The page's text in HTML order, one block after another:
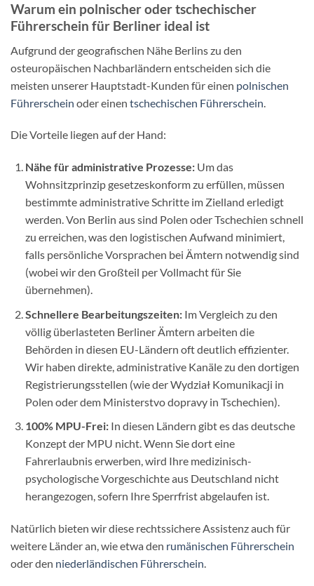
Warum ein polnischer oder tschechischer
Führerschein für Berliner ideal ist
Aufgrund der geografischen Nähe Berlins zu den
osteuropäischen Nachbarländern entscheiden sich die
meisten unserer Hauptstadt-Kunden für einen polnischen
Führerschein oder einen tschechischen Führerschein
Die Vorteile liegen auf der Hand:
Nähe für administrative Prozesse:Um das
Wohnsitzprinzip gesetzeskonform zu erfüllen, müssen
bestimmte administrative Schritte im Zielland erledigt
werden. Von Berlin aus sind Polen oder Tschechien schnell
zu erreichen, was den logistischen Aufwand minimiert,
falls persönliche Vorsprachen bei Ämtern notwendig sind
(wobei wir den Großteil per Vollmacht für Sie
übernehmen).
Schnellere Bearbeitungszeiten:Im Vergleich zu den
völlig überlasteten Berliner Ämtern arbeiten die
Behörden in diesen EU-Ländern oft deutlich effizienter.
Wir haben direkte, administrative Kanäle zu den dortigen
Registrierungsstellen (wie der Wydział Komunikacji in
Polen oder dem Ministerstvo dopravy in Tschechien).
100% MPU-Frei:In diesen Ländern gibt es das deutsche
Konzept der MPU nicht. Wenn Sie dort eine
Fahrerlaubnis erwerben, wird Ihre medizinisch-
psychologische Vorgeschichte aus Deutschland nicht
herangezogen, sofern Ihre Sperrfrist abgelaufen ist.
Natürlich bieten wir diese rechtssichere Assistenz auch für
weitere Länder an, wie etwa den rumänischen Führerschein
oder den niederländischen Führerschein.